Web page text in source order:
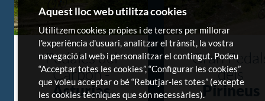
Pedales del
Carbón -
Asturias
Gran
dels
Pirineus
Aquest lloc web utilitza cookies
Utilitzem cookies pròpies i de tercers per millorar
l'experiència d'usuari, analitzar el trànsit, la vostra
navegació al web i personalitzar el contingut. Podeu
“Acceptar totes les cookies”, “Configurar les cookies”
que voleu acceptar o bé “Rebutjar-les totes” (excepte
les cookies tècniques que són necessàries).